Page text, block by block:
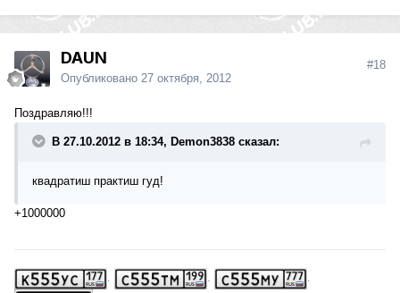
DAUN
Опубликовано 27 октября, 2012
#18
Поздравляю!!!
В 27.10.2012 в 18:34, Demon3838 сказал:
квадратиш практиш гуд!
+1000000
. . .